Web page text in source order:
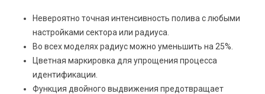
Невероятно точная интенсивность полива с любыми
настройками сектора или радиуса.
Во всех моделях радиус можно уменьшить на 25%.
Цветная маркировка для упрощения процесса
идентификации.
Функция двойного выдвижения предотвращает